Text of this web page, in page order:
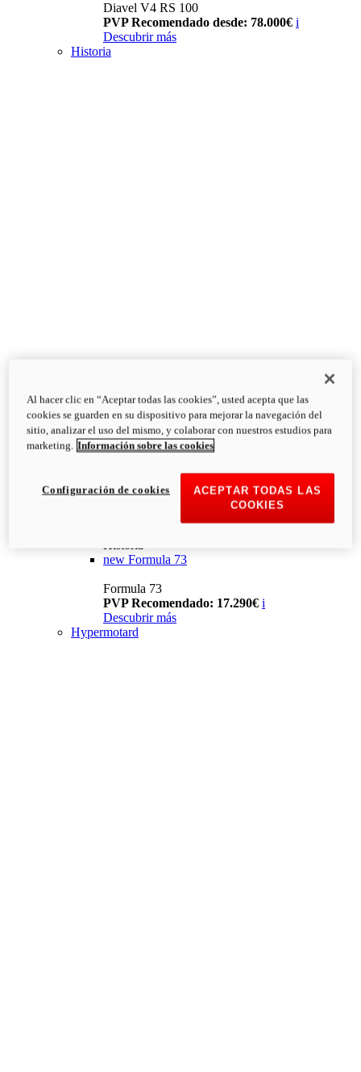
Diavel V4 RS 100
PVP Recomendado desde: 78.000€ i
Descubrir más
Historia
Historia
new Formula 73
Formula 73
PVP Recomendado: 17.290€ i
Descubrir más
Hypermotard
Al hacer clic en “Aceptar todas las cookies”, usted acepta que las
cookies se guarden en su dispositivo para mejorar la navegación del
sitio, analizar el uso del mismo, y colaborar con nuestros estudios para
marketing. Información sobre las cookies
ACEPTAR TODAS LAS
COOKIES
Configuración de cookies